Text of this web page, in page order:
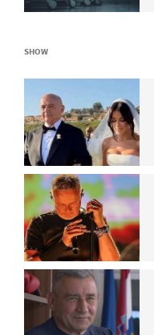
SHOW